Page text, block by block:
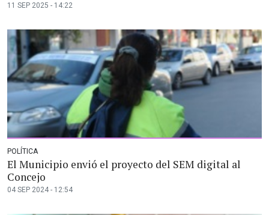
11 SEP 2025 - 14:22
POLÍTICA
El Municipio envió el proyecto del SEM digital al
Concejo
04 SEP 2024 - 12:54